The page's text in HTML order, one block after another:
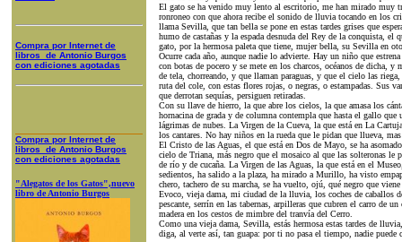
Compra por Internetde
libros de Antonio Burgos
con ediciones agotadas
Compra por Internetde
libros de Antonio Burgos
con ediciones agotadas
"Alegatos de los Gatos",nuevo
libro de Antonio Burgos
El gato se ha venido muy lento al escritorio, me han mirado muy
ronroneo con que ahora recibe el sonido de lluvia tocando en los
llama Sevilla, que tan bella se pone en estas tardes grises que
humo de castañas y la espada desnuda del Rey de la conquista,
gato, por la hermosa paleta que tiene, mujer bella, su Sevilla en
Ocurre cada año, aunque nadie lo advierte. Hay un niño que
con botas de pocero y se mete en los charcos, océanos de dicha, y
de tela, chorreando, y que llaman paraguas, y que el cielo las
ruta del cole, con estas flores rojas, o negras, o estampadas. Sus
que derrotan sequías, persiguen retiradas.
Con su llave de hierro, la que abre los cielos, la que amasa los
hornacina de grada y de columna contempla que hasta el gallo que
lágrimas de nubes. La Virgen de la Cueva, la que está en La
los cantares. No hay niños en la rueda que le pidan que llueva,
El Cristo de las Aguas, el que está en Dos de Mayo, se ha
cielo de Triana, más negro que el mosaico al que las solteronas le
de río y de cucaña. La Virgen de las Aguas, la que está en el
sedientos, ha salido a la plaza, ha mirado a Murillo, ha visto
chero, tachero de su marcha, se ha vuelto, ojú, qué negro que
Evoco, vieja dama, mi ciudad de la lluvia, los coches de caballos
pescante, serrín en las tabernas, arpilleras que cubren el carro de
madera en los cestos de mimbre del tranvía del Cerro.
Como una vieja dama, Sevilla, estás hermosa estas tardes de
diga, al verte así, tan guapa: por ti no pasa el tiempo, nadie puede